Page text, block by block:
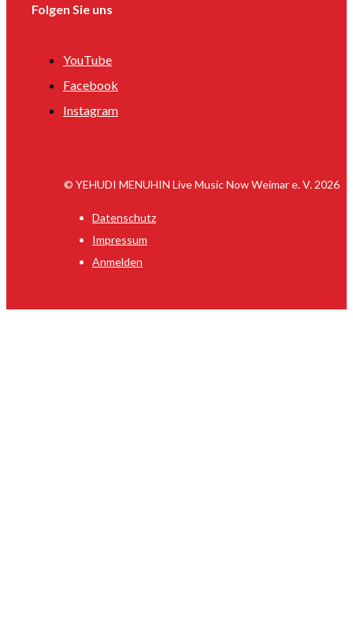
Folgen Sie uns
YouTube
Facebook
Instagram
© YEHUDI MENUHIN Live Music Now Weimar e. V. 2026
Datenschutz
Impressum
Anmelden